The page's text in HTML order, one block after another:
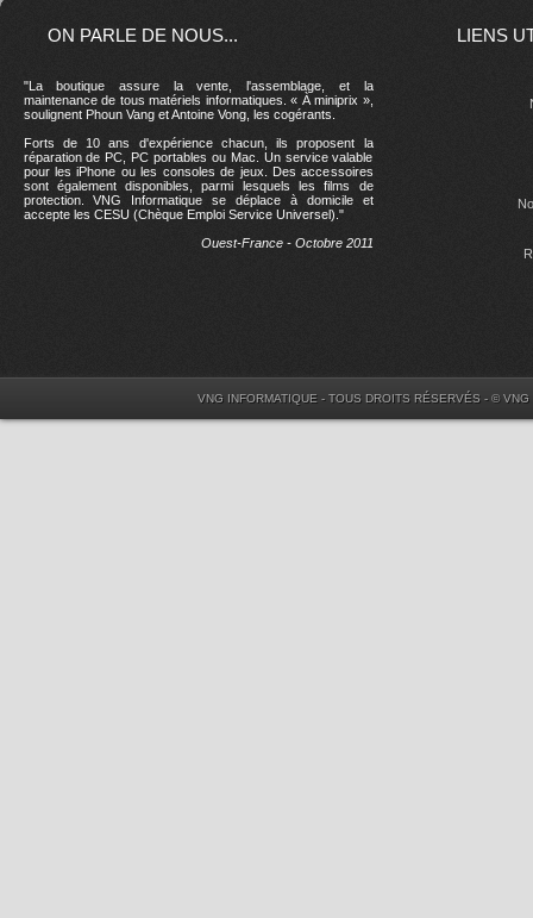
ON PARLE DE NOUS...
"La boutique assure la vente, l'assemblage, et la
maintenance de tous matériels informatiques. « À miniprix »,
soulignent Phoun Vang et Antoine Vong, les cogérants.
Forts de 10 ans d'expérience chacun, ils proposent la
réparation de PC, PC portables ou Mac. Un service valable
pour les iPhone ou les consoles de jeux. Des accessoires
sont également disponibles, parmi lesquels les films de
protection. VNG Informatique se déplace à domicile et
accepte les CESU (Chèque Emploi Service Universel)."
Ouest-France - Octobre 2011
LIENS
VNG INFORMATIQUE - TOUS DROITS RÉSERVÉS - ©